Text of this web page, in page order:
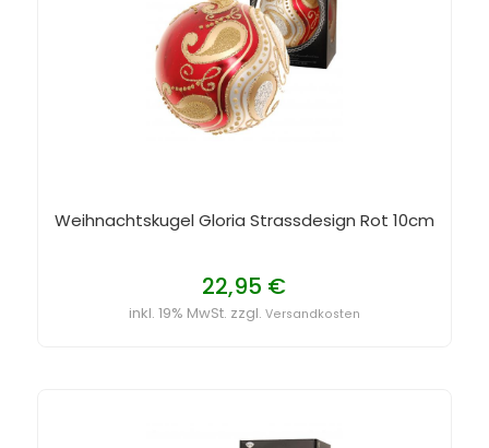
Weihnachtskugel Gloria Strassdesign Rot 10cm
22,95 €
inkl. 19% MwSt. zzgl. Versandkosten